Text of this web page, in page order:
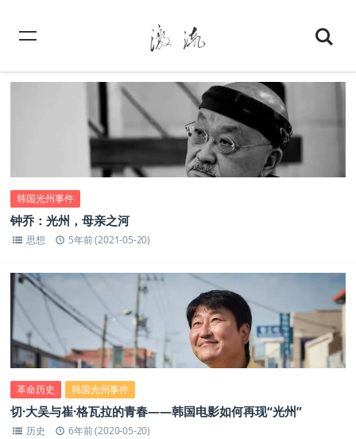
韩国光州事件
钟乔：光州，母亲之河
思想 5年前 (2021-05-20)
革命历史 韩国光州事件
切·大吴与崔·格瓦拉的青春——韩国电影如何再现“光州”
历史 6年前 (2020-05-20)